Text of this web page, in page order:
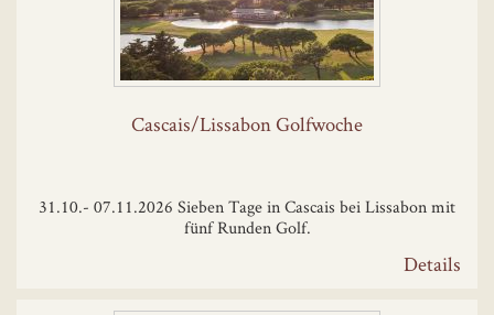
Cascais/Lissabon Golfwoche
31.10.- 07.11.2026 Sieben Tage in Cascais bei Lissabon mit
fünf Runden Golf.
Details